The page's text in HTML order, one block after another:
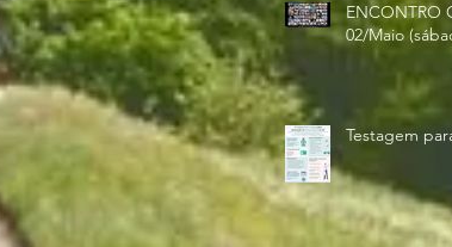
ENCONTRO
02/Maio
Testagem